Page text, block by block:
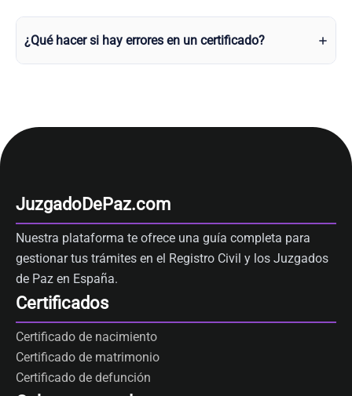
¿Qué hacer si hay errores en un certificado?
JuzgadoDePaz.com
Nuestra plataforma te ofrece una guía completa para
gestionar tus trámites en el Registro Civil y los Juzgados
de Paz en España.
Certificados
Certificado de nacimiento
Certificado de matrimonio
Certificado de defunción